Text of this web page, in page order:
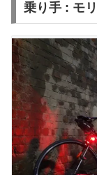
乗り手 : モ